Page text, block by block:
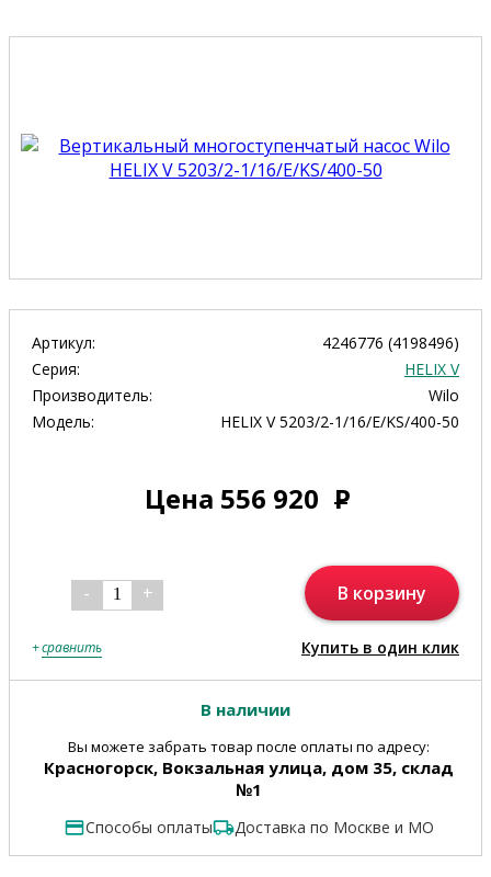
Артикул:
4246776 (4198496)
Серия:
HELIX V
Производитель:
Wilo
Модель:
HELIX V 5203/2-1/16/E/KS/400-50
Цена 556 920 Р
- 1 + В корзину
+сравнить Купить в один клик
В наличии
Вы можете забрать товар после оплаты по адресу:
Красногорск, Вокзальная улица, дом 35, склад
№1
Способы оплаты Доставка по Москве и МО